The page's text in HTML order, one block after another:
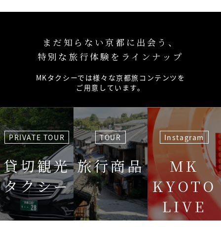
まだ知らない京都に出会う、
特別な旅行体験をラインナップ
MKタクシーでは様々な京都旅コンテンツを
ご用意しています。
PRIVATE TOUR
貸切観光
タクシー
TOUR
旅行商品
Instagram
MK
KYOTO
LIVE